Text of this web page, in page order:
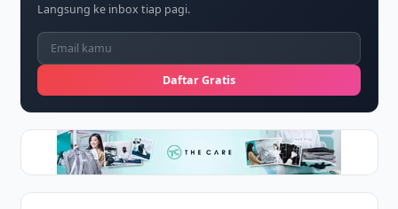
Langsung ke inbox tiap pagi.
Daftar Gratis